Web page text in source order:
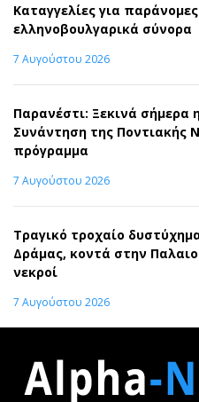
Καταγγελίες για
ελληνοβουλγαρικά σύνορα
7 Αυγούστου 2026
Παρανέστι: Ξεκινά σήμερα
Συνάντηση της Ποντιακής
πρόγραμμα
7 Αυγούστου 2026
Τραγικό τροχαίο
Δράμας, κοντά στην
νεκροί
7 Αυγούστου 2026